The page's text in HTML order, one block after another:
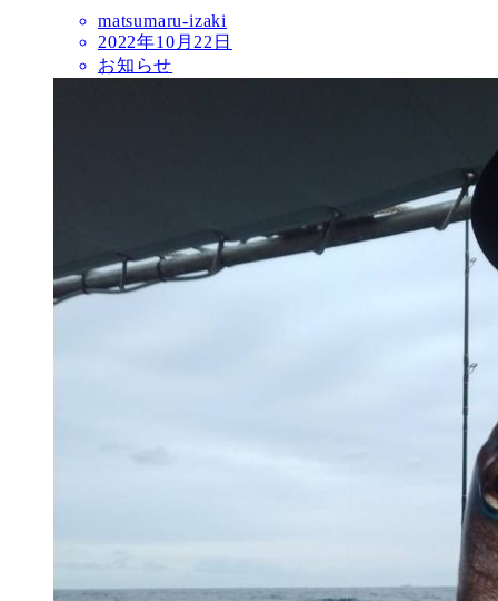
matsumaru-izaki
2022年10月22日
お知らせ